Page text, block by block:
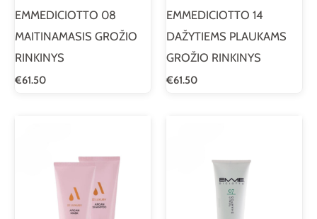
EMMEDICIOTTO 08
MAITINAMASIS GROŽIO
RINKINYS
€61.50
EMMEDICIOTTO 14
DAŽYTIEMS PLAUKAMS
GROŽIO RINKINYS
€61.50